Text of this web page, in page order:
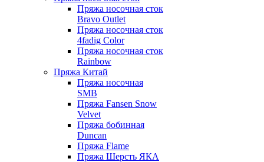
Пряжа носочная сток
Bravo Outlet
Пряжа носочная сток
4fadig Color
Пряжа носочная сток
Rainbow
Пряжа Китай
Пряжа носочная
SMB
Пряжа Fansen Snow
Velvet
Пряжа бобинная
Duncan
Пряжа Flame
Пряжа Шерсть ЯКА